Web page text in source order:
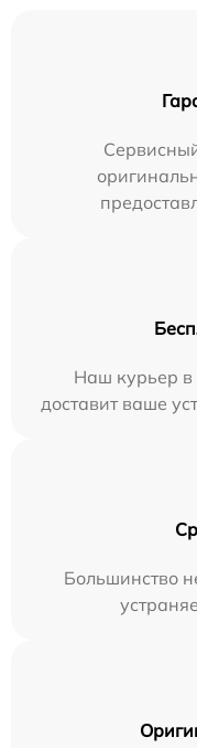
Наш курьер в
доставит ваше
Большинство